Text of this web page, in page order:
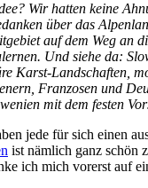
Wir hatten keine
über das
auf dem Weg an
Und siehe da:
Karst-Landschaften,
Franzosen und
mit dem festen
jede für sich einen
ist nämlich ganz schön
ich mich vorerst auf